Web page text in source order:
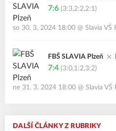
7:6 (3:3,2:2,2:1)
so 30. 3. 2024 18:00 @ Slavia VŠ
FBŠ SLAVIA Plzeň
7:4 (3:0,1:2,3:2)
ne 31. 3. 2024 18:00 @ Slavia VŠ
DALŠÍ ČLÁNKY Z RUBRIKY